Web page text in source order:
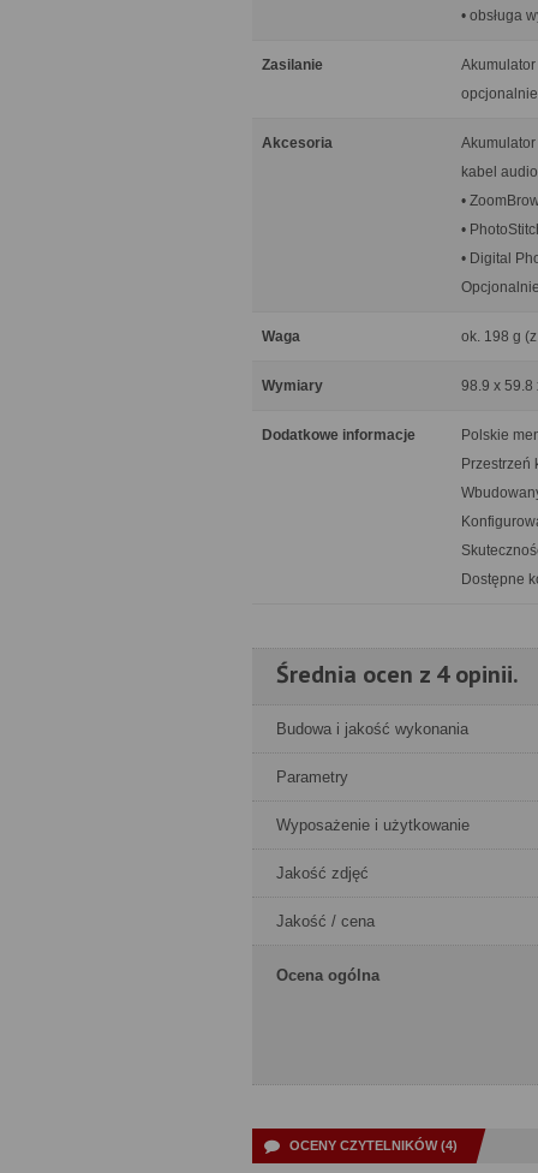
• obsługa
Zasilanie
Akcesoria
kabel
•
•
• Digital
Waga ok. 198 g
Wymiary 98.9 x 59.8
Dodatkowe informacje
Polskie
Przestrzeń
Dostępne
Średnia ocen z 4 opinii.
Budowa i jakość wykonania
Parametry
Wyposażenie i użytkowanie
Jakość zdjęć
Jakość / cena
Ocena ogólna
OCENY CZYTELNIKÓW (4)